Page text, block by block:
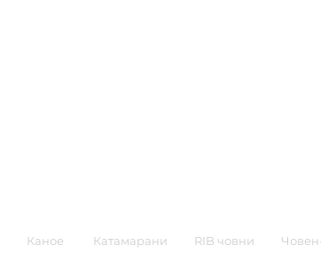
Каное Катамарани RIB човни